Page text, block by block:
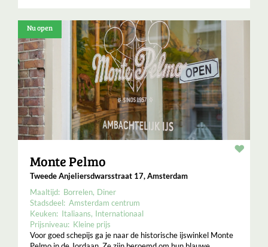
Nu open
Monte Pelmo
Tweede Anjeliersdwarsstraat 17, Amsterdam
Maaltijd: Borrelen Diner
Stadsdeel: Amsterdam centrum
Keuken: Italiaans Internationaal
Prijsniveau: Kleine prijs
Voor goed schepijs ga je naar de historische ijswinkel Monte